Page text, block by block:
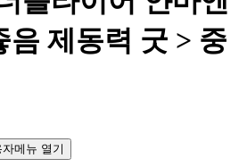
음 제동력 굿 > 중
메뉴 열기